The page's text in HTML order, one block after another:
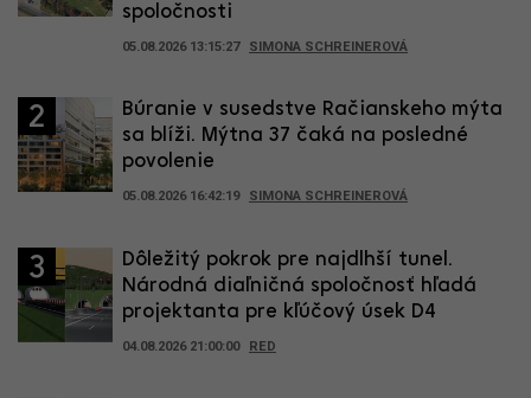
spoločnosti
05.08.2026 13:15:27 SIMONA SCHREINEROVÁ
2
Búranie v susedstve Račianskeho mýta
sa blíži. Mýtna 37 čaká na posledné
povolenie
05.08.2026 16:42:19 SIMONA SCHREINEROVÁ
3
Dôležitý pokrok pre najdlhší tunel.
Národná diaľničná spoločnosť hľadá
projektanta pre kľúčový úsek D4
04.08.2026 21:00:00 RED